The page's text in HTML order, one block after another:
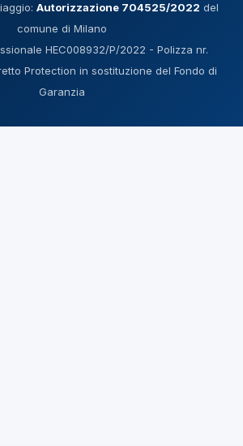
Autorizzazione 704525/2022 del
comune di Milano
HEC008932/P/2022 - Polizza nr.
Protection in sostituzione del Fondo di
Garanzia